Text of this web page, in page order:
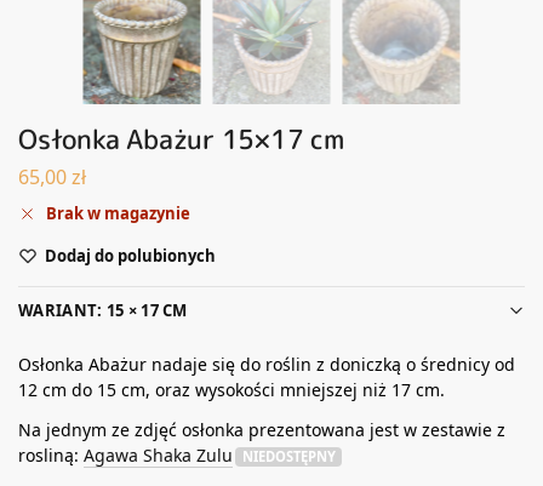
Osłonka Abażur 15×17 cm
65,00zł
Brak w magazynie
Dodaj do polubionych
WARIANT: 15 × 17 CM
Osłonka Abażur nadaje się do roślin z doniczką o średnicy od
12 cm do 15 cm, oraz wysokości mniejszej niż 17 cm.
Na jednym ze zdjęć osłonka prezentowana jest w zestawie z
rosliną: Agawa Shaka Zulu NIEDOSTĘPNY